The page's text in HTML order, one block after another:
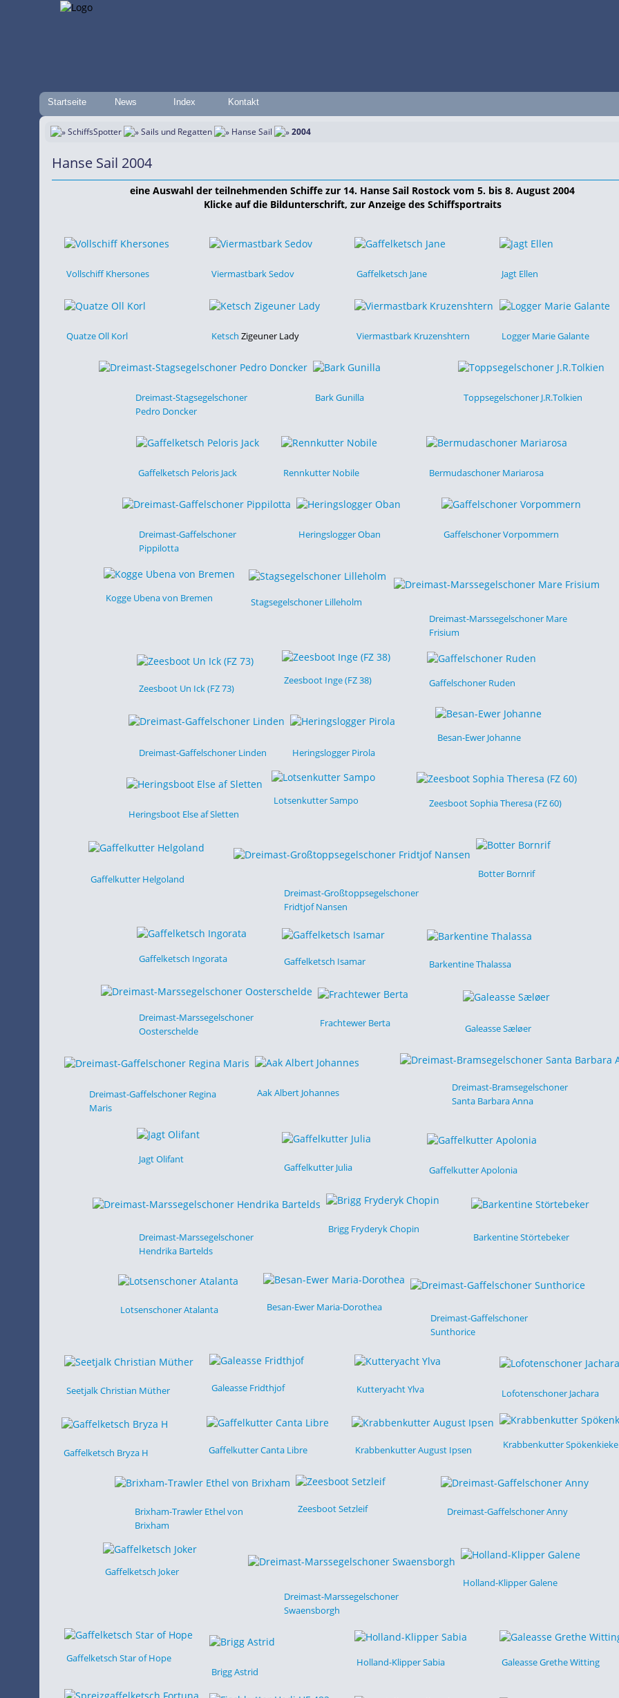
Startseite News Index Kontakt
SchiffsSpotter Sails und Regatten Hanse Sail 2004
Hanse Sail 2004
eine Auswahl der teilnehmenden Schiffe zur 14. Hanse Sail Rostock vom 5. bis 8. August 2004
Klicke auf die Bildunterschrift, zur Anzeige des Schiffsportraits
Vollschiff Khersones Viermastbark Sedov Gaffelketsch Jane Jagt Ellen
Quatze Oll Korl Ketsch Zigeuner Lady Viermastbark Kruzenshtern Logger Marie Galante
Dreimast-Stagsegelschoner
Pedro Doncker
Bark Gunilla Toppsegelschoner J.R.Tolkien
Gaffelketsch Peloris Jack Rennkutter Nobile Bermudaschoner Mariarosa
Dreimast-Gaffelschoner
Pippilotta
Heringslogger Oban Gaffelschoner Vorpommern
Kogge Ubena von Bremen
Stagsegelschoner Lilleholm
Dreimast-Marssegelschoner Mare
Frisium
Zeesboot Un Ick (FZ 73)
Zeesboot Inge (FZ 38) Gaffelschoner Ruden
Dreimast-Gaffelschoner Linden Heringslogger Pirola
Besan-Ewer Johanne
Heringsboot Else af Sletten
Lotsenkutter Sampo Zeesboot Sophia Theresa (FZ 60)
Gaffelkutter Helgoland
Dreimast-Großtoppsegelschoner
Fridtjof Nansen
Botter Bornrif
Gaffelketsch Ingorata Gaffelketsch Isamar Barkentine Thalassa
Dreimast-Marssegelschoner
Oosterschelde
Frachtewer Berta Galeasse Sæløer
Dreimast-Gaffelschoner Regina
Maris
Aak Albert Johannes
Dreimast-Bramsegelschoner
Santa Barbara Anna
Jagt Olifant
Gaffelkutter Julia Gaffelkutter Apolonia
Dreimast-Marssegelschoner
Hendrika Bartelds
Brigg Fryderyk Chopin
Barkentine Störtebeker
Lotsenschoner Atalanta
Besan-Ewer Maria-Dorothea
Dreimast-Gaffelschoner
Sunthorice
Seetjalk Christian Müther Galeasse Fridthjof Kutteryacht Ylva Lofotenschoner Jachara
Gaffelketsch Bryza H Gaffelkutter Canta Libre Krabbenkutter August Ipsen Krabbenkutter
Brixham-Trawler Ethel von
Brixham
Zeesboot Setzleif Dreimast-Gaffelschoner Anny
Gaffelketsch Joker
Dreimast-Marssegelschoner
Swaensborgh
Holland-Klipper Galene
Gaffelketsch Star of Hope
Brigg Astrid
Holland-Klipper Sabia Galeasse Grethe Witting